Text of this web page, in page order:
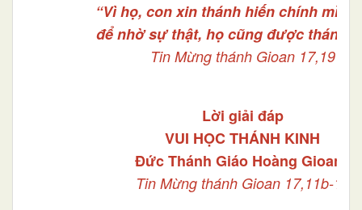
“Vì họ, con xin thánh hiến chính mình
để nhờ sự thật, họ cũng được thánh
Tin Mừng thánh Gioan 17,19
Lời giải đáp
VUI HỌC THÁNH KINH
Đức Thánh Giáo Hoàng Gioan I
Tin Mừng thánh Gioan 17,11b-19